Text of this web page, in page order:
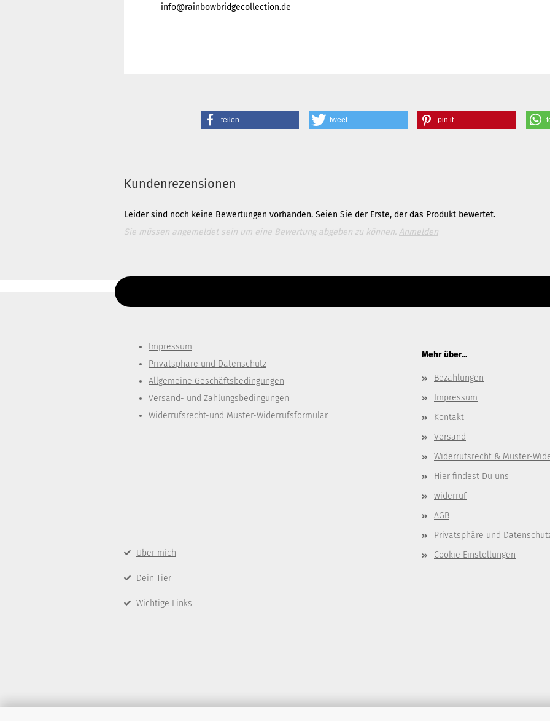
info@rainbowbridgecollection.de
teilen tweet pin it
Kundenrezensionen
Leider sind noch keine Bewertungen vorhanden. Seien Sie der Erste, der das Produkt bewertet.
Sie müssen angemeldet sein um eine Bewertung abgeben zu können. Anmelden
Impressum
Privatsphäre und Datenschutz
Allgemeine Geschäftsbedingungen
Versand- und Zahlungsbedingungen
Widerrufsrecht-und Muster-Widerrufsformular
Mehr über...
Bezahlungen
Impressum
Kontakt
Versand
Widerrufsrecht & Muster-
Hier findest Du uns
widerruf
AGB
Privatsphäre und
Cookie Einstellungen
Über mich
Dein Tier
Wichtige Links